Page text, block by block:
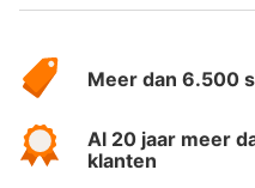
HotelSpecials
Meer dan 6.500
Al 20 jaar meer
klanten